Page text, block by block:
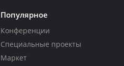
Популярное
Конференции
Специальные проекты
Маркет